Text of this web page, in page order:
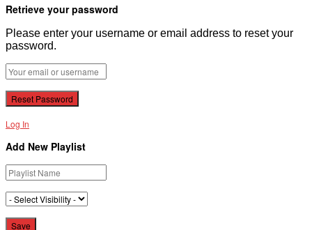
Retrieve your password
Please enter your username or email address to reset your
password.
Log In
Add New Playlist